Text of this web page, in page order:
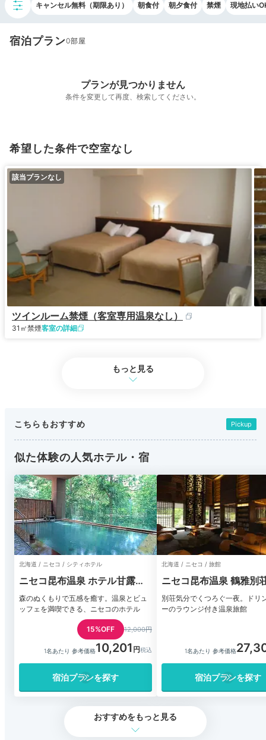
キャンセル無料（期限あり） 朝食付 朝夕食付 禁煙 現地払い
宿泊プラン0
プランが見つかりません
条件を変更して再度、検索してください。
希望した条件で空室なし
該当プランなし
ツインルーム禁煙（客室専用温泉なし）
31㎡禁煙客室の詳細
もっと見る
こちらもおすすめ Pickup
似た体験の人気ホテル・宿
北海道 / ニセコ / シティホテル
ニセコ昆布温泉 ホテル甘露の
森
森のぬくもりで五感を癒す。温泉とビュ
ッフェを満喫できる、ニセコのホテル
15%OFF 12,000円
1名あたり 参考価格10,201
宿泊プランを探す
北海道 / ニセコ / 旅館
ニセコ昆布温泉 鶴雅別
抄
別荘気分でくつろぐ一夜。ドリ
ーのラウンジ付き温泉旅館
1名あたり 参考価格
宿泊プランを探す
おすすめをもっと見る